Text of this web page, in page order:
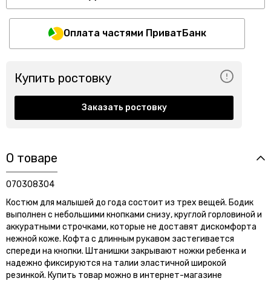
Оплата частями ПриватБанк
Купить ростовку
Заказать ростовку
О товаре
070308304
Костюм для малышей до года состоит из трех вещей. Бодик
выполнен с небольшими кнопками снизу, круглой горловиной и
аккуратными строчками, которые не доставят дискомфорта
нежной коже. Кофта с длинным рукавом застегивается
спереди на кнопки. Штанишки закрывают ножки ребенка и
надежно фиксируются на талии эластичной широкой
резинкой. Купить товар можно в интернет-магазине